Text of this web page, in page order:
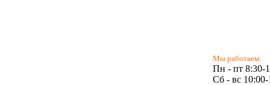
Мы работаем:
Пн - пт 8:30-
Сб - вс 10:00-